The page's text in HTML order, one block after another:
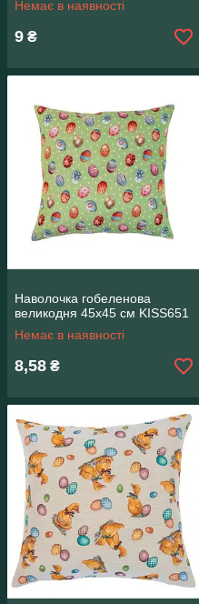
Немає в наявності
9 ₴
Наволочка гобеленова
великодня 45х45 см KISS651
Немає в наявності
8,58 ₴